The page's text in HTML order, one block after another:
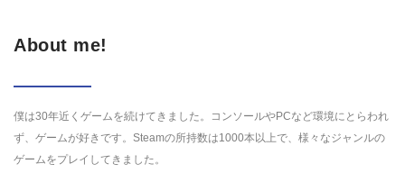
About me!
僕は30年近くゲームを続けてきました。コンソールやPCなど環境にとらわれ
ず、ゲームが好きです。Steamの所持数は1000本以上で、様々なジャンルの
ゲームをプレイしてきました。